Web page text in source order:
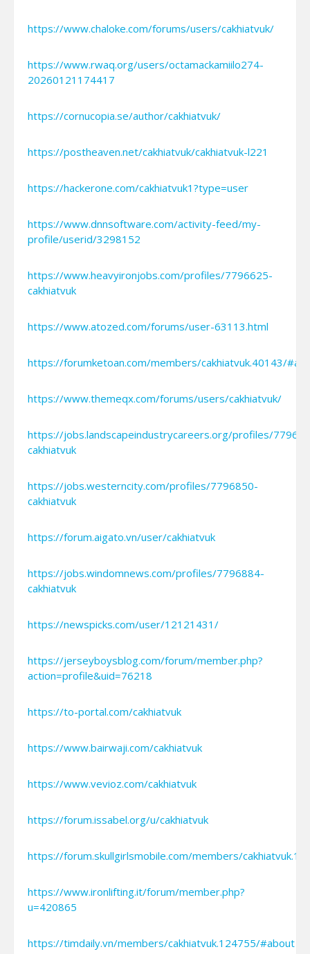
https://www.chaloke.com/forums/users/cakhiatvuk/
https://www.rwaq.org/users/octamackamiilo274-
20260121174417
https://cornucopia.se/author/cakhiatvuk/
https://postheaven.net/cakhiatvuk/cakhiatvuk-l221
https://hackerone.com/cakhiatvuk1?type=user
https://www.dnnsoftware.com/activity-feed/my-
profile/userid/3298152
https://www.heavyironjobs.com/profiles/7796625-
cakhiatvuk
https://www.atozed.com/forums/user-63113.html
https://forumketoan.com/members/cakhiatvuk.40143/
https://www.themeqx.com/forums/users/cakhiatvuk/
https://jobs.landscapeindustrycareers.org/profiles/
cakhiatvuk
https://jobs.westerncity.com/profiles/7796850-
cakhiatvuk
https://forum.aigato.vn/user/cakhiatvuk
https://jobs.windomnews.com/profiles/7796884-
cakhiatvuk
https://newspicks.com/user/12121431/
https://jerseyboysblog.com/forum/member.php?
action=profile&uid=76218
https://to-portal.com/cakhiatvuk
https://www.bairwaji.com/cakhiatvuk
https://www.vevioz.com/cakhiatvuk
https://forum.issabel.org/u/cakhiatvuk
https://forum.skullgirlsmobile.com/members/
https://www.ironlifting.it/forum/member.php?
u=420865
https://timdaily.vn/members/cakhiatvuk.124755/#about